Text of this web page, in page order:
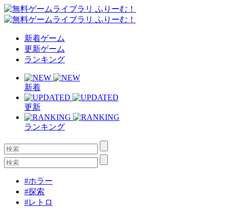
新着ゲーム
更新ゲーム
ランキング
新着
更新
ランキング
#ホラー
#探索
#レトロ